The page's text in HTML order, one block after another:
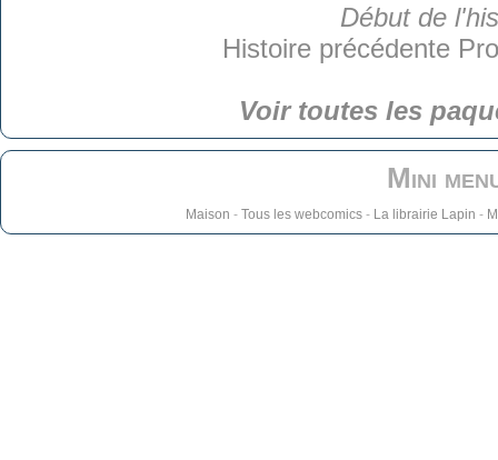
Début de
Histoire précédente
Voir toutes les
Mini
Maison - Tous les webcomics- La librairie Lapin -